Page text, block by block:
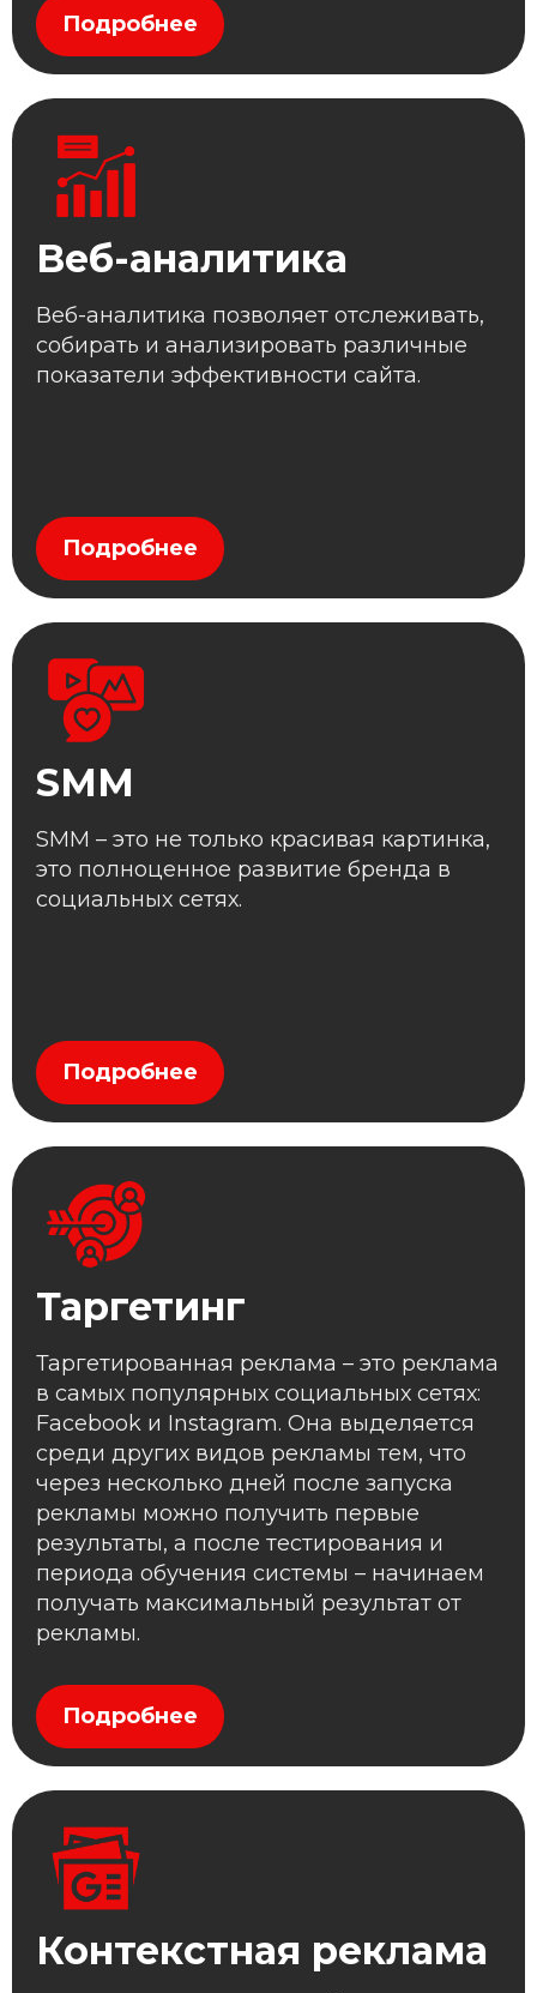
Подробнее
Веб-аналитика
Веб-аналитика позволяет отслеживать,
собирать и анализировать различные
показатели эффективности сайта.
Подробнее
SMM
SMM – это не только красивая картинка,
это полноценное развитие бренда в
социальных сетях.
Подробнее
Таргетинг
Таргетированная реклама – это реклама
в самых популярных социальных сетях:
Facebook и Instagram. Она выделяется
среди других видов рекламы тем, что
через несколько дней после запуска
рекламы можно получить первые
результаты, а после тестирования и
периода обучения системы – начинаем
получать максимальный результат от
рекламы.
Подробнее
Контекстная реклама